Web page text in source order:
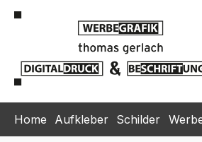
Hauptinhalt springen
Zur Suche springen
Zur Hauptnavigation springen
Home Aufkleber Schilder